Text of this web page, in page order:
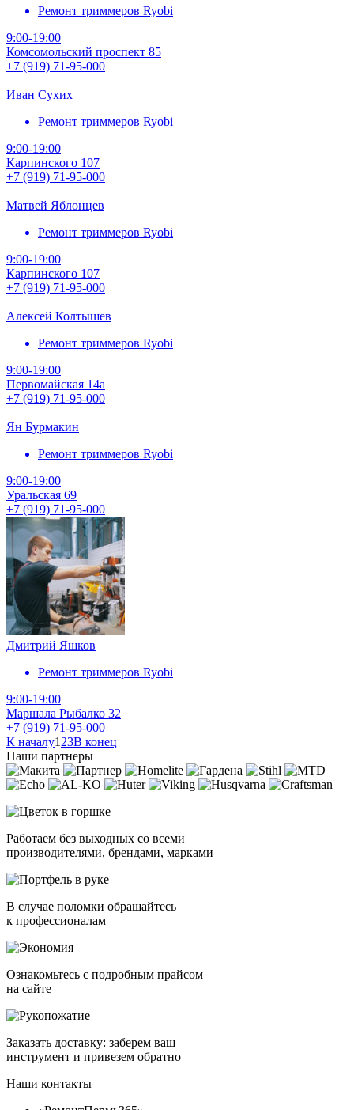
Ремонт триммеров Ryobi
9:00-19:00
Комсомольский проспект 85
+7 (919) 71-95-000
Иван Сухих
Ремонт триммеров Ryobi
9:00-19:00
Карпинского 107
+7 (919) 71-95-000
Матвей Яблонцев
Ремонт триммеров Ryobi
9:00-19:00
Карпинского 107
+7 (919) 71-95-000
Алексей Колтышев
Ремонт триммеров Ryobi
9:00-19:00
Первомайская 14а
+7 (919) 71-95-000
Ян Бурмакин
Ремонт триммеров Ryobi
9:00-19:00
Уральская 69
+7 (919) 71-95-000
Дмитрий Яшков
Ремонт триммеров Ryobi
9:00-19:00
Маршала Рыбалко 32
+7 (919) 71-95-000
К началу1 23В конец
Наши партнеры
Работаем без выходных со всеми
производителями, брендами, марками
В случае поломки обращайтесь
к профессионалам
Ознакомьтесь с подробным прайсом
на сайте
Заказать доставку: заберем ваш
инструмент и привезем обратно
Наши контакты